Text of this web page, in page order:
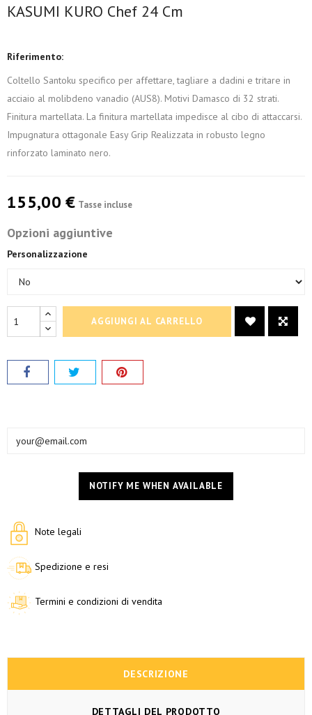
KASUMI KURO Chef 24 Cm
Riferimento:
Coltello Santoku specifico per affettare, tagliare a dadini e tritare in
acciaio al molibdeno vanadio (AUS8). Motivi Damasco di 32 strati.
Finitura martellata. La finitura martellata impedisce al cibo di attaccarsi.
Impugnatura ottagonale Easy Grip Realizzata in robusto legno
rinforzato laminato nero.
155,00 € Tasse incluse
Opzioni aggiuntive
Personalizzazione
AGGIUNGI AL CARRELLO
NOTIFY ME WHEN AVAILABLE
Note legali
Spedizione e resi
Termini e condizioni di vendita
DESCRIZIONE
DETTAGLI DEL PRODOTTO